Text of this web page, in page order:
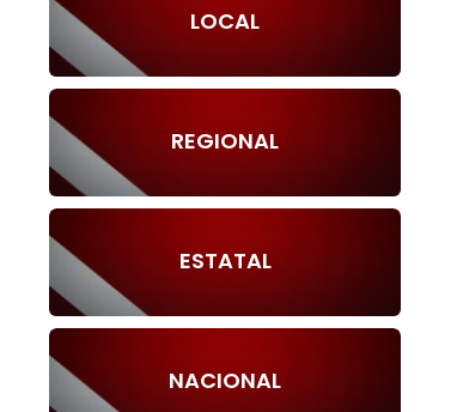
LOCAL
REGIONAL
ESTATAL
NACIONAL